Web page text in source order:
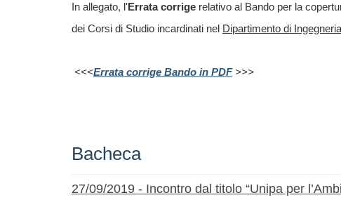
In allegato, l'Errata corrige relativo al Bando per la
dei Corsi di Studio incardinati nel Dipartimento di
<<<Errata corrige Bando in PDF >>>
Bacheca
27/09/2019 - Incontro dal titolo “Unipa per